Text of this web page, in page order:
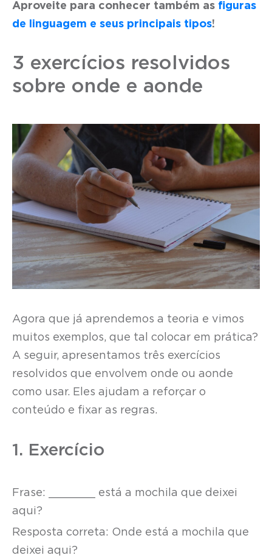
Aproveite para conhecer também as figuras
de linguagem e seus principais tipos!
3 exercícios resolvidos
sobre onde e aonde
Agora que já aprendemos a teoria e vimos
muitos exemplos, que tal colocar em prática?
A seguir, apresentamos três exercícios
resolvidos que envolvem onde ou aonde
como usar. Eles ajudam a reforçar o
conteúdo e fixar as regras.
1. Exercício
Frase: _______ está a mochila que deixei
aqui?
Resposta correta: Onde está a mochila que
deixei aqui?